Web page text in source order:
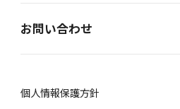
お問い合わせ
個⼈情報保護⽅針